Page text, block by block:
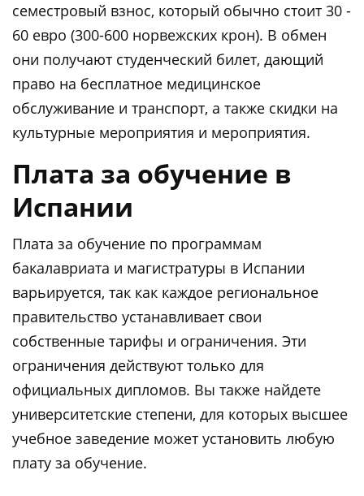
семестровый взнос, который обычно стоит 30 -
60 евро (300-600 норвежских крон). В обмен
они получают студенческий билет, дающий
право на бесплатное медицинское
обслуживание и транспорт, а также скидки на
культурные мероприятия и мероприятия.
Плата за обучение в
Испании
Плата за обучение по программам
бакалавриата и магистратуры в Испании
варьируется, так как каждое региональное
правительство устанавливает свои
собственные тарифы и ограничения. Эти
ограничения действуют только для
официальных дипломов. Вы также найдете
университетские степени, для которых высшее
учебное заведение может установить любую
плату за обучение.